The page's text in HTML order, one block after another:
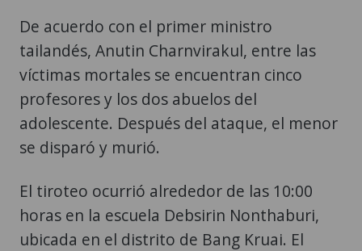
De acuerdo con el primer ministro
tailandés, Anutin Charnvirakul, entre las
víctimas mortales se encuentran cinco
profesores y los dos abuelos del
adolescente. Después del ataque, el menor
se disparó y murió.
El tiroteo ocurrió alrededor de las 10:00
horas en la escuela Debsirin Nonthaburi,
ubicada en el distrito de Bang Kruai. El